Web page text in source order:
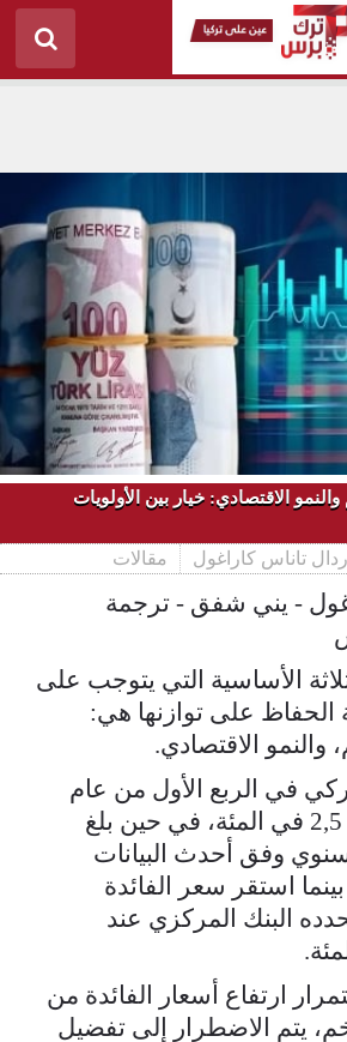
الاقتصادي: خيار بين الأولويات
إردال تاناس كاراغول مقالات
- يني شفق - ترجمة
الأساسية التي يتوجب على
الحفاظ على توازنها هي:
والنمو الاقتصادي.
في الربع الأول من عام
2026 نمواً بنسبة 2,5 في المئة، في حين بلغ
وفق أحدث البيانات
بينما استقر سعر الفائدة
البنك المركزي عند
ارتفاع أسعار الفائدة من
يتم الاضطرار إلى تفضيل